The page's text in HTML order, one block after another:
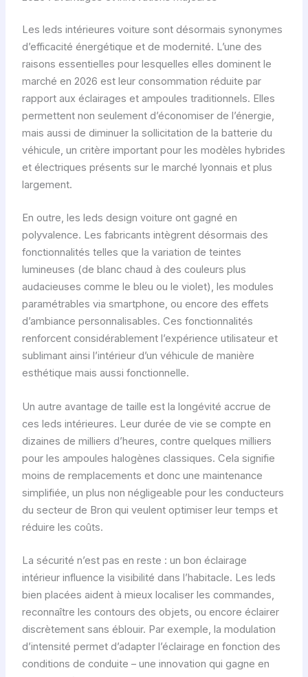
Les leds intérieures voiture sont désormais synonymes
d’efficacité énergétique et de modernité. L’une des
raisons essentielles pour lesquelles elles dominent le
marché en 2026 est leur consommation réduite par
rapport aux éclairages et ampoules traditionnels. Elles
permettent non seulement d’économiser de l’énergie,
mais aussi de diminuer la sollicitation de la batterie du
véhicule, un critère important pour les modèles hybrides
et électriques présents sur le marché lyonnais et plus
largement.
En outre, les leds design voiture ont gagné en
polyvalence. Les fabricants intègrent désormais des
fonctionnalités telles que la variation de teintes
lumineuses (de blanc chaud à des couleurs plus
audacieuses comme le bleu ou le violet), les modules
paramétrables via smartphone, ou encore des effets
d’ambiance personnalisables. Ces fonctionnalités
renforcent considérablement l’expérience utilisateur et
sublimant ainsi l’intérieur d’un véhicule de manière
esthétique mais aussi fonctionnelle.
Un autre avantage de taille est la longévité accrue de
ces leds intérieures. Leur durée de vie se compte en
dizaines de milliers d’heures, contre quelques milliers
pour les ampoules halogènes classiques. Cela signifie
moins de remplacements et donc une maintenance
simplifiée, un plus non négligeable pour les conducteurs
du secteur de Bron qui veulent optimiser leur temps et
réduire les coûts.
La sécurité n’est pas en reste : un bon éclairage
intérieur influence la visibilité dans l’habitacle. Les leds
bien placées aident à mieux localiser les commandes,
reconnaître les contours des objets, ou encore éclairer
discrètement sans éblouir. Par exemple, la modulation
d’intensité permet d’adapter l’éclairage en fonction des
conditions de conduite – une innovation qui gagne en